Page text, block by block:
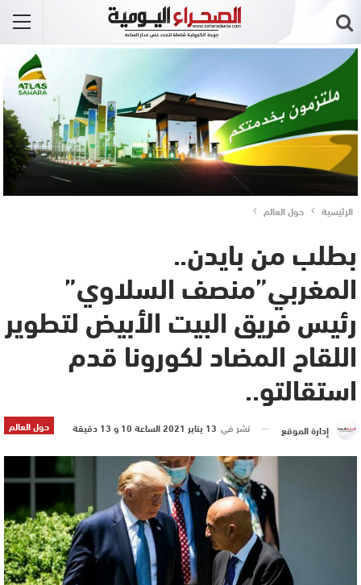
الرئيسية حول العالم
بطلب من بايدن..
المغربي”منصف السلاوي”
رئيس فريق البيت الأبيض لتطوير
اللقاح المضاد لكورونا قدم
استقالتو..
حول العالم إدارة الموقع نشر في 13 يناير 2021 الساعة 10 و 13 دقيقة